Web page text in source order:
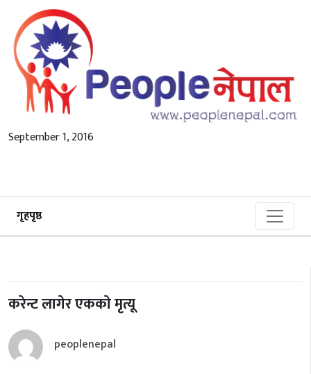
September 1, 2016
गृहपृष्ठ
करेन्ट लागेर एककाे मृत्यू
peoplenepal